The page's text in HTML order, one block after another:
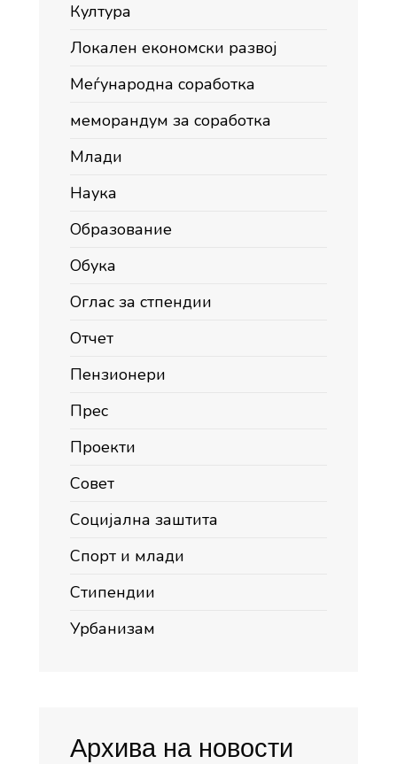
Култура
Локален економски развој
Меѓународна соработка
меморандум за соработка
Млади
Наука
Образование
Обука
Оглас за стпендии
Отчет
Пензионери
Прес
Проекти
Совет
Социјална заштита
Спорт и млади
Стипендии
Урбанизам
Архива на новости